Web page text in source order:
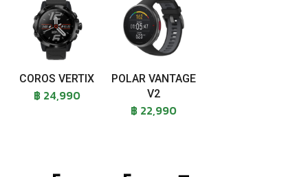
COROS VERTIX
฿ 24,990
POLAR VANTAGE
V2
฿ 22,990